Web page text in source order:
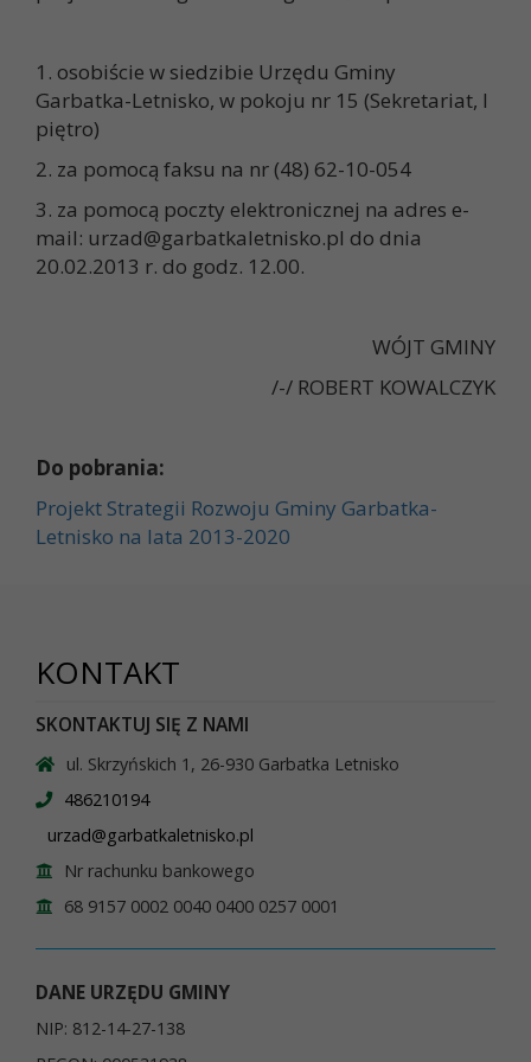
1. osobiście w siedzibie Urzędu Gminy
Garbatka-Letnisko, w pokoju nr 15 (Sekretariat, I
piętro)
2. za pomocą faksu na nr (48) 62-10-054
3. za pomocą poczty elektronicznej na adres e-
mail: urzad@garbatkaletnisko.pl do dnia
20.02.2013 r. do godz. 12.00.
WÓJT GMINY
/-/ ROBERT KOWALCZYK
Do pobrania:
Projekt Strategii Rozwoju Gminy Garbatka-
Letnisko na lata 2013-2020
KONTAKT
SKONTAKTUJ SIĘ Z NAMI
ul. Skrzyńskich 1, 26-930 Garbatka Letnisko
486210194
urzad@garbatkaletnisko.pl
Nr rachunku bankowego
68 9157 0002 0040 0400 0257 0001
DANE URZĘDU GMINY
NIP: 812-14-27-138